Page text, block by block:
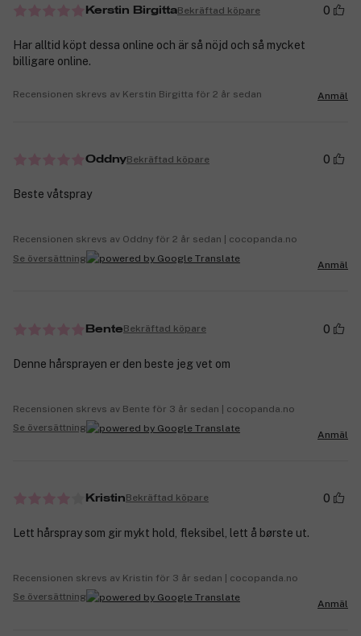
Kerstin BirgittaBekräftad köpare 0
Har alltid köpt dessa online och är så nöjd och så mycket
billigare online.
Recensionen skrevs av Kerstin Birgitta för 2 år sedan Anmäl
OddnyBekräftad köpare 0
Beste våtspray
Recensionen skrevs av Oddny för 2 år sedan | cocopanda.no
Se översättning
Anmäl
BenteBekräftad köpare 0
Denne hårsprayen er den beste jeg vet om
Recensionen skrevs av Bente för 3 år sedan | cocopanda.no
Se översättning
Anmäl
KristinBekräftad köpare 0
Lett hårspray som gir mykt hold, fleksibel, lett å børste ut.
Recensionen skrevs av Kristin för 3 år sedan | cocopanda.no
Se översättning
Anmäl